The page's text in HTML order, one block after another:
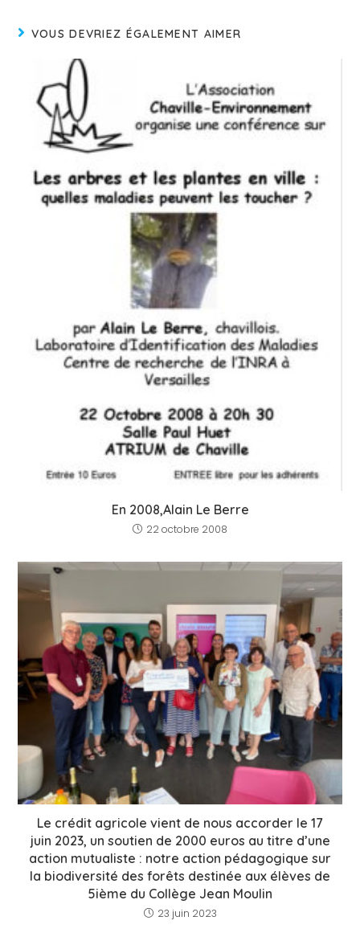
VOUS DEVRIEZ ÉGALEMENT AIMER
En 2008,Alain Le Berre
22 octobre 2008
Le crédit agricole vient de nous accorder le 17
juin 2023, un soutien de 2000 euros au titre d’une
action mutualiste : notre action pédagogique sur
la biodiversité des forêts destinée aux élèves de
5ième du Collège Jean Moulin
23 juin 2023